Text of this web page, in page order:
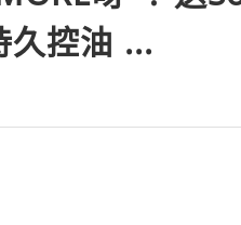
久控油 ...